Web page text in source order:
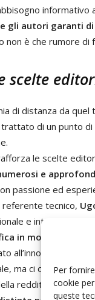
Per
cookie
queste
informativo
gli autori garanti
non è che rumore di
scelte
di distanza da
di un punto
le scelte
e
passione ed
referente tecnico,
e internazionale.
in modo deciso
all’innovazione in
ma ci
redditività delle